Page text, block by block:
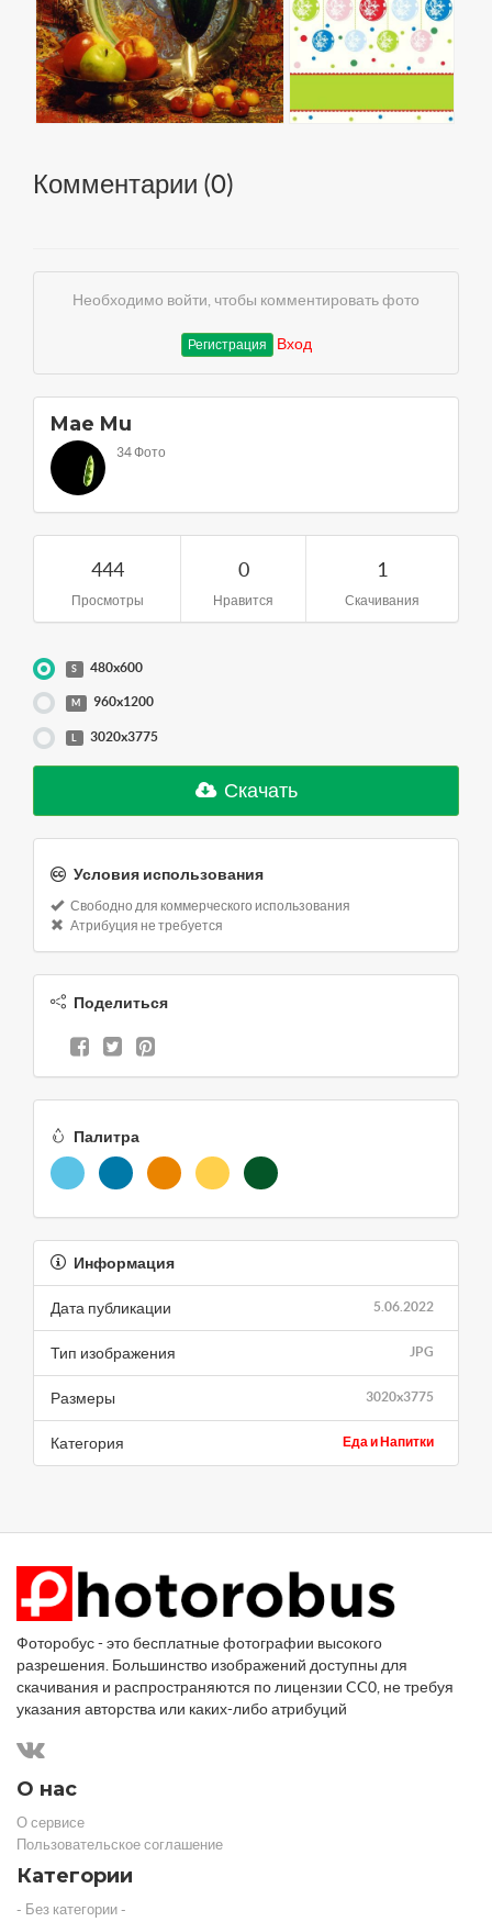
Комментарии (0)
Необходимо войти, чтобы комментировать фото
Регистрация Вход
Mae Mu
34 Фото
444
Просмотры
0
Нравится
1
Скачивания
S 480x600
M 960x1200
3020x3775
Скачать
Условия использования
Свободно для коммерческого использования
Атрибуция не требуется
Поделиться
Палитра
Информация
5.06.2022
Дата публикации
JPG
Тип изображения
3020x3775
Размеры
Еда и Напитки
Категория
Фоторобус - это бесплатные фотографии высокого
разрешения. Большинство изображений доступны для
скачивания и распространяются по лицензии CC0, не требуя
указания авторства или каких-либо атрибуций
О нас
О сервисе
Пользовательское соглашение
Категории
- Без категории -